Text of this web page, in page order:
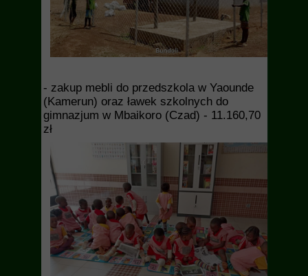
- zakup mebli do przedszkola w Yaounde
(Kamerun) oraz ławek szkolnych do
gimnazjum w Mbaikoro (Czad) - 11.160,70
zł